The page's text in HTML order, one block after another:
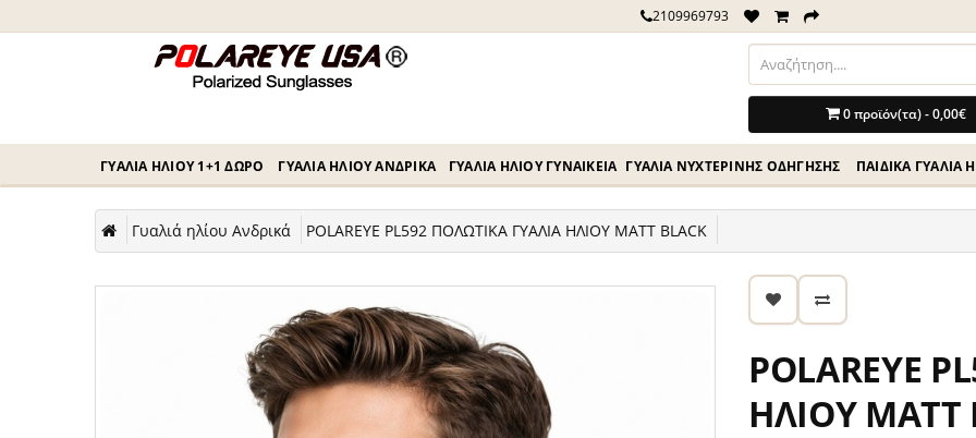
2109969793
0 προϊόν(τα) - 0,00€
ΓΥΑΛΙΆ ΗΛΊΟΥ 1+1 ΔΏΡΟ ΓΥΑΛΙΆ ΗΛΊΟΥ ΑΝΔΡΙΚΆ ΓΥΑΛΙΆ ΗΛΊΟΥ ΓΥΝΑΙΚΕΊΑ ΓΥΑΛΙΆ ΝΥΧΤΕΡΙΝΉΣ ΟΔΗΓΗΣΗΣ ΠΑΙΔΙΚΆ ΓΥΑΛΙΆ
Γυαλιά ηλίου Ανδρικά POLAREYE PL592 ΠΟΛΩΤΙΚΑ ΓΥΑΛΙΑ ΗΛΙΟΥ MATT BLACK
POLAREYE
ΗΛΙΟΥ MATT